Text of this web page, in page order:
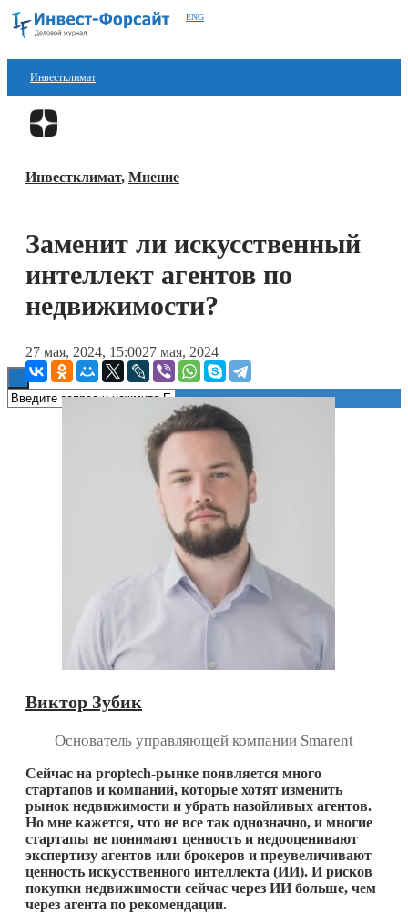
ENG
Инвестклимат
Финансы
Блокчейн
Инвестклимат, Мнение
Заменит ли искусственный
интеллект агентов по
недвижимости?
27 мая, 2024, 15:0027 мая, 2024
Виктор Зубик
Основатель управляющей компании Smarent
Сейчас на proptech-рынке появляется много
стартапов и компаний, которые хотят изменить
рынок недвижимости и убрать назойливых агентов.
Но мне кажется, что не все так однозначно, и многие
стартапы не понимают ценность и недооценивают
экспертизу агентов или брокеров и преувеличивают
ценность искусственного интеллекта (ИИ). И рисков
покупки недвижимости сейчас через ИИ больше, чем
через агента по рекомендации.